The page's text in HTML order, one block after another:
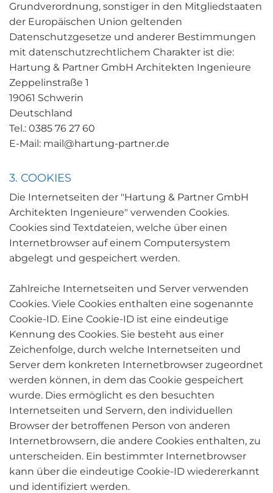
Grundverordnung, sonstiger in den Mitgliedstaaten
der Europäischen Union geltenden
Datenschutzgesetze und anderer Bestimmungen
mit datenschutzrechtlichem Charakter ist die:
Hartung & Partner GmbH Architekten Ingenieure
Zeppelinstraße 1
19061 Schwerin
Deutschland
Tel.: 0385 76 27 60
E-Mail: mail@hartung-partner.de
3. COOKIES
Die Internetseiten der "Hartung & Partner GmbH
Architekten Ingenieure" verwenden Cookies.
Cookies sind Textdateien, welche über einen
Internetbrowser auf einem Computersystem
abgelegt und gespeichert werden.
Zahlreiche Internetseiten und Server verwenden
Cookies. Viele Cookies enthalten eine sogenannte
Cookie-ID. Eine Cookie-ID ist eine eindeutige
Kennung des Cookies. Sie besteht aus einer
Zeichenfolge, durch welche Internetseiten und
Server dem konkreten Internetbrowser zugeordnet
werden können, in dem das Cookie gespeichert
wurde. Dies ermöglicht es den besuchten
Internetseiten und Servern, den individuellen
Browser der betroffenen Person von anderen
Internetbrowsern, die andere Cookies enthalten, zu
unterscheiden. Ein bestimmter Internetbrowser
kann über die eindeutige Cookie-ID wiedererkannt
und identifiziert werden.